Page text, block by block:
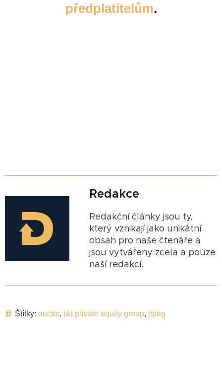
předplatitelům.
Redakce
Redakční články jsou ty,
který vznikají jako unikátní
obsah pro naše čtenáře a
jsou vytvářeny zcela a pouze
naší redakcí.
Štítky: auctor, j&t private equity group, jtpeg